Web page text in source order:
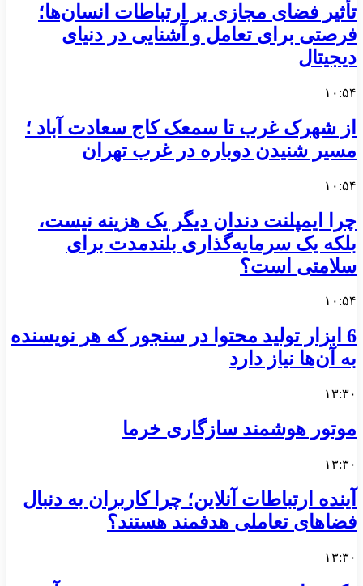
تأثیر فضای مجازی بر ارتباطات انسان‌ها؛
فرصتی برای تعامل و آشنایی در دنیای
دیجیتال
۱۰:۵۴
از شهرک غرب تا سمعک کاج سعادت آباد ؛
مسیر شنیدن دوباره در غرب تهران
۱۰:۵۴
چرا ایمپلنت دندان دیگر یک هزینه نیست،
بلکه یک سرمایه‌گذاری بلندمدت برای
سلامتی است؟
۱۰:۵۴
6 ابزار تولید محتوا در سنجور که هر نویسنده
به آن‌ها نیاز دارد
۱۳:۳۰
موتور هوشمند سازگاری خرما
۱۳:۳۰
آینده ارتباطات آنلاین؛ چرا کاربران به دنبال
فضاهای تعاملی هدفمند هستند؟
۱۳:۳۰